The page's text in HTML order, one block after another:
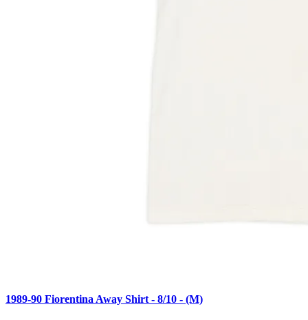
1989-90 Fiorentina Away Shirt - 8/10 - (M)